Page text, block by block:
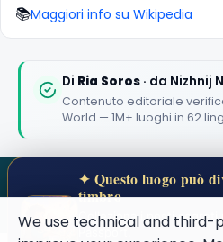
📚Maggiori info su Wikipedia
Di Ria Soros · da Nizhnij
Contenuto editoriale
World — 1M+ luoghi in 62
SECRET WORLD
★★★★★
1,000,000+ places in your
We use technical and third-
✦ Questo luogo può
timbro
Colleziona i posti